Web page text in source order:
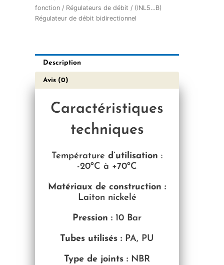
fonction / Régulateurs de débit / (INL5…B)
Régulateur de débit bidirectionnel
Description
Avis (0)
Caractéristiques
techniques
Température d’utilisation :
-20ºC à +70ºC
Matériaux de construction :
Laiton nickelé
Pression : 10 Bar
Tubes utilisés : PA, PU
Type de joints : NBR